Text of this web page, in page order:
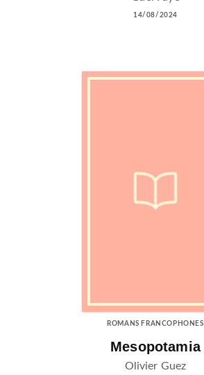
14/08/2024
ROMANS FRANCOPHONES
Mesopotamia
Olivier Guez